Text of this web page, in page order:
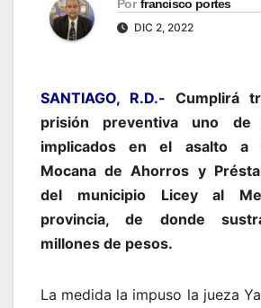
Por francisco portes
DIC 2, 2022
SANTIAGO, R.D.-
Cumplirá
prisión preventiva uno de
implicados en el asalto a
Mocana de Ahorros y
del municipio Licey al
provincia, de donde
millones de pesos.
La medida la impuso la jueza